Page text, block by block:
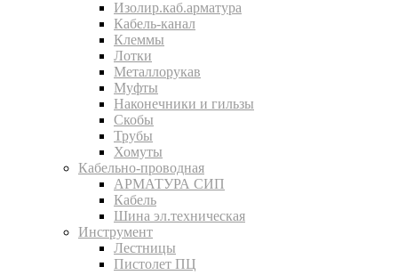
Изолир.каб.арматура
Кабель-канал
Клеммы
Лотки
Металлорукав
Муфты
Наконечники и гильзы
Скобы
Трубы
Хомуты
Кабельно-проводная
АРМАТУРА СИП
Кабель
Шина эл.техническая
Инструмент
Лестницы
Пистолет ПЦ